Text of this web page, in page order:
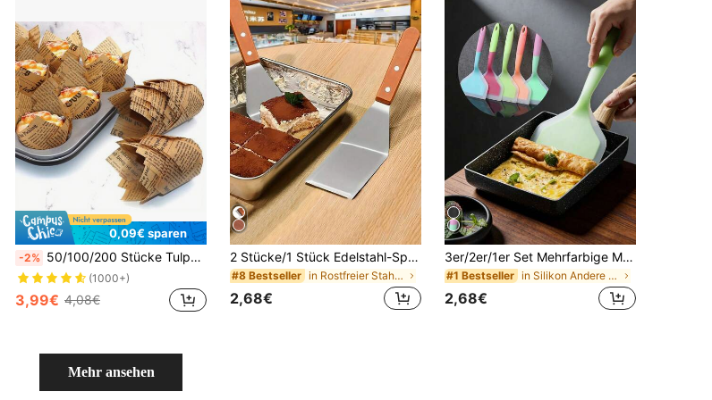
0,09€ sparen
-2% 50/100/200 Stücke Tulpen Cupcake Förmchen, Backförmchen Muffinförmchen, fettdichtes Papier Cupcake Förmchen, geeignet für Hochzeiten und Geburtstagsfeiern
(1000+)
3,99€ 4,08€
2 Stücke/1 Stück Edelstahl-Spatel, schräge Kante mit Hartholzgriff - großer Metallwender, Edelstahl-Kuchenspatel, Holzgriff, Steak-Kochspatel, Kuchenspatel Dessertwerkzeug, geeignet für gusseiserne Pfanne, Backblech, Kuchen, Bratpfanne, Grill, Pfannkuchen, Burger, ideal für BBQ und Heimküche, Kochwerkzeug, Küchenzubehör, Geschenk für Männer und Frauen, Küchendekoration, Studentenwohnheim-Essentials, Lagerraum, Weihnachtsdekoration, Reise-Essentials, Junggesellenabschied-Zubehör, Büro-Schreibtisch-Accessoires, Heimdekoration
#8 Bestseller in Rostfreier Stahl Andere Küchengeräte
2,68€
3er/2er/1er Set Mehrfarbige Multifunktionale Silikon-Spatel - Antihaft, Hitzebeständig, Ergonomischer Griff, Geeignet zum Kochen, Rühren und Grillen - Geeignet für Pfannkuchen, Steaks usw. - Ergonomisches Griffdesign, Küchenwerkzeug, Jade Pfannkuchen-Spatel, Bratpfannen-Spatel, Breiter Pfannkuchen-Spatel, Antihaft Hitzebeständiger Pfannkuchen-Spatel, Küchenbedarf, Küchenzubehör, Schulanfang Saison, Heimdekoration, Haushaltsbedarf, Familienessentials, Geschenk für Frauen, Geschenk für Männer, Geschenk für Mutter, Geschenk für Vater, Geschenk für Großvater, Geschenk für Großmutter
#1 Bestseller in Silikon Andere Küchengeräte
2,68€
Mehr ansehen